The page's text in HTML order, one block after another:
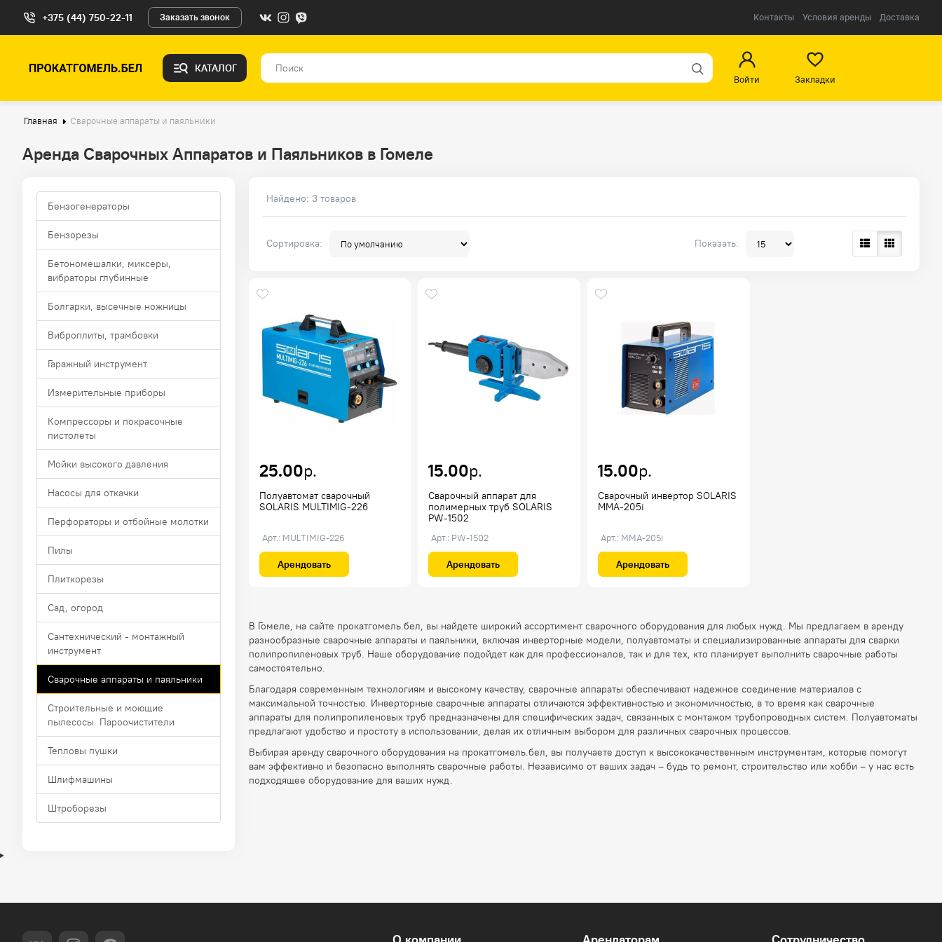
+375 (44) 750-22-11 Заказать звонок Контакты Условия аренды Доставка
КАТАЛОГ
Войти Закладки
Главная Сварочные аппараты и паяльники
Аренда Сварочных Аппаратов и Паяльников в Гомеле
Бензогенераторы
Бензорезы
Бетономешалки, миксеры,
вибраторы глубинные
Болгарки, высечные ножницы
Виброплиты, трамбовки
Гаражный инструмент
Измерительные приборы
Компрессоры и покрасочные
пистолеты
Мойки высокого давления
Насосы для откачки
Перфораторы и отбойные молотки
Пилы
Плиткорезы
Сад, огород
Сантехнический - монтажный
инструмент
Сварочные аппараты и паяльники
Строительные и моющие
пылесосы. Пароочистители
Тепловы пушки
Шлифмашины
Штроборезы
Найдено: 3 товаров
Сортировка: Показать:
25.00р.
Полуавтомат сварочный
SOLARIS MULTIMIG-226
Арт.: MULTIMIG-226
Арендовать
15.00р.
Сварочный аппарат для
полимерных труб SOLARIS
PW-1502
Арт.: PW-1502
Арендовать
15.00р.
Сварочный инвертор SOLARIS
MMA-205i
Арт.: MMA-205i
Арендовать
В Гомеле, на сайте прокатгомель.бел, вы найдете широкий ассортимент сварочного оборудования для любых нужд. Мы предлагаем в аренду
разнообразные сварочные аппараты и паяльники, включая инверторные модели, полуавтоматы и специализированные аппараты для сварки
полипропиленовых труб. Наше оборудование подойдет как для профессионалов, так и для тех, кто планирует выполнить сварочные работы
самостоятельно.
Благодаря современным технологиям и высокому качеству, сварочные аппараты обеспечивают надежное соединение материалов с
максимальной точностью. Инверторные сварочные аппараты отличаются эффективностью и экономичностью, в то время как сварочные
аппараты для полипропиленовых труб предназначены для специфических задач, связанных с монтажом трубопроводных систем. Полуавтоматы
предлагают удобство и простоту в использовании, делая их отличным выбором для различных сварочных процессов.
Выбирая аренду сварочного оборудования на прокатгомель.бел, вы получаете доступ к высококачественным инструментам, которые помогут
вам эффективно и безопасно выполнять сварочные работы. Независимо от ваших задач – будь то ремонт, строительство или хобби – у нас есть
подходящее оборудование для ваших нужд.